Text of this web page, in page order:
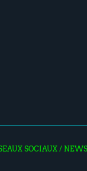
SOCIAUX /